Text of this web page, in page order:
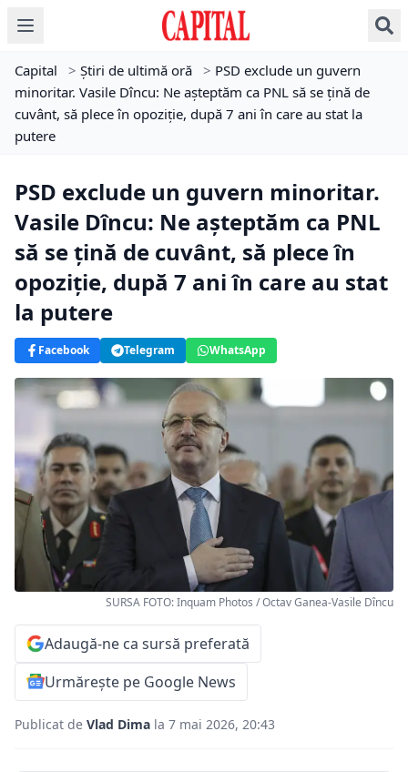
Capital > Știri de ultimă oră > PSD exclude un guvern
minoritar. Vasile Dîncu: Ne așteptăm ca PNL să se țină de
cuvânt, să plece în opoziție, după 7 ani în care au stat la
putere
PSD exclude un guvern minoritar.
Vasile Dîncu: Ne așteptăm ca PNL
să se țină de cuvânt, să plece în
opoziție, după 7 ani în care au stat
la putere
Facebook Telegram WhatsApp
SURSA FOTO: Inquam Photos / Octav Ganea-Vasile Dîncu
Adaugă-ne ca sursă preferată
Urmărește pe Google News
Publicat de Vlad Dima la 7 mai 2026, 20:43